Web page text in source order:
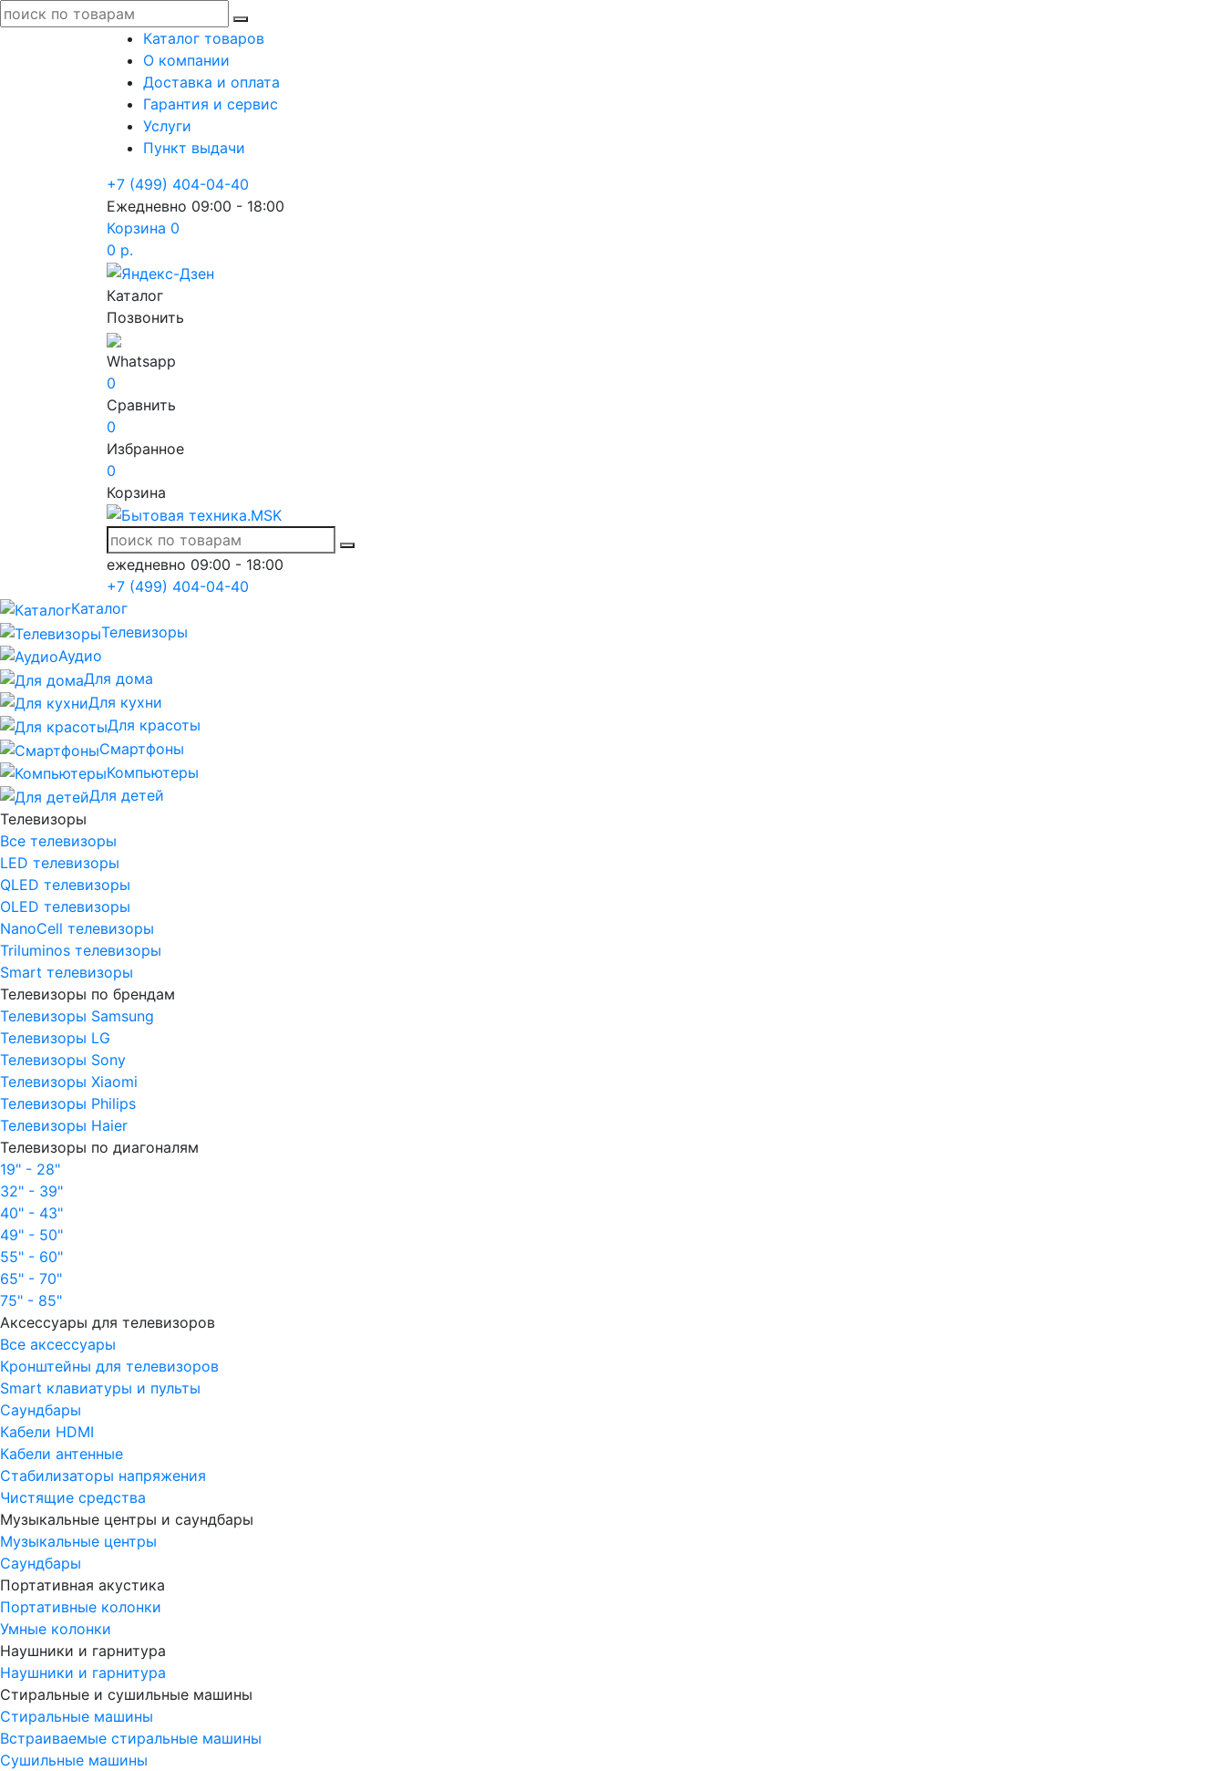
Каталог товаров
О компании
Доставка и оплата
Гарантия и сервис
Услуги
Пункт выдачи
+7 (499) 404-04-40
Ежедневно 09:00 - 18:00
Корзина 0
0 р.
Каталог
Позвонить
Whatsapp
0
Сравнить
0
Избранное
0
Корзина
ежедневно 09:00 - 18:00
+7 (499) 404-04-40
Каталог
Телевизоры
Аудио
Для дома
Для кухни
Для красоты
Смартфоны
Компьютеры
Для детей
Телевизоры
Все телевизоры
LED телевизоры
QLED телевизоры
OLED телевизоры
NanoCell телевизоры
Triluminos телевизоры
Smart телевизоры
Телевизоры по брендам
Телевизоры Samsung
Телевизоры LG
Телевизоры Sony
Телевизоры Xiaomi
Телевизоры Philips
Телевизоры Haier
Телевизоры по диагоналям
19" - 28"
32" - 39"
40" - 43"
49" - 50"
55" - 60"
65" - 70"
75" - 85"
Аксессуары для телевизоров
Все аксессуары
Кронштейны для телевизоров
Smart клавиатуры и пульты
Саундбары
Кабели HDMI
Кабели антенные
Стабилизаторы напряжения
Чистящие средства
Музыкальные центры и саундбары
Музыкальные центры
Саундбары
Портативная акустика
Портативные колонки
Умные колонки
Наушники и гарнитура
Наушники и гарнитура
Стиральные и сушильные машины
Стиральные машины
Встраиваемые стиральные машины
Сушильные машины